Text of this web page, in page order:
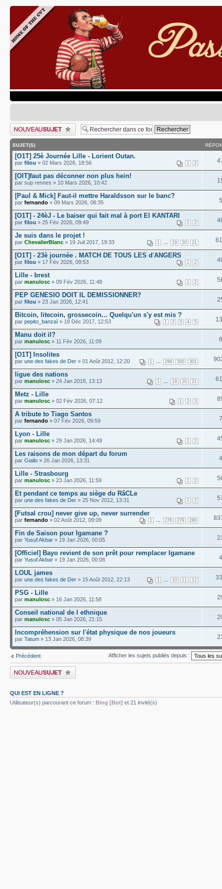
Publier un nouveau sujet
SUJET(S)
[O1T] 25è Journée Lille - Lorient Outan.
1 2
par filou » 02 Mars 2026, 18:56
[OIT]faut pas déconner non plus hein!
par sup rennes » 10 Mars 2026, 10:42
[Paul & Mick] Faut-il mettre Haraldsson sur le banc?
par fernando » 09 Mars 2026, 08:35 5
[O1T] - 24èJ - Le baiser qui fait mal à port El KANTARI
1 2
par filou » 25 Fév 2026, 09:49
Je suis dans le projet !
1 19 20 21
par ChevalierBlanc » 19 Juil 2017, 19:33
[O1T] - 23è journée . MATCH DE TOUS LES d'ANGERS
1 2
par filou » 17 Fév 2026, 09:53
Lille - brest
1 2
par manulosc » 09 Fév 2026, 11:48
PEP GENESIO DOIT IL DEMISSIONNER?
par filou » 23 Jan 2026, 12:41
Bitcoin, litecoin, grossecoin... Quelqu'un s'y est mis ?
1 2 3 4 5
par pepito_banzaï » 18 Déc 2017, 12:53
Manu doit il?
par manulosc » 11 Fév 2026, 11:09 6
[O1T] Insolites
1 299 300 301
par une des fakes de Der » 01 Août 2012, 12:20
ligue des nations
1 19 20 21
par manulosc » 24 Jan 2018, 13:13
Metz - Lille
1 2 3
par manulosc » 02 Fév 2026, 07:12
A tribute to Tiago Santos
par fernando » 07 Fév 2026, 09:59 7
Lyon - Lille
1 2
par manulosc » 29 Jan 2026, 14:49
Les raisons de mon départ du forum
par Giallo » 26 Jan 2026, 13:31 4
Lille - Strasbourg
1 2
par manulosc » 23 Jan 2026, 11:59
Et pendant ce temps au siège du RâCLe
1 2
par une des fakes de Der » 25 Nov 2012, 13:31
[Futsal crou] never give up, never surrender
1 278 279 280
par fernando » 02 Août 2012, 09:09
Fin de Saison pour Igamane ?
par Yusuf Akbar » 19 Jan 2026, 00:05
[Officiel] Bayo revient de son prêt pour remplacer Igamane
par Yusuf Akbar » 19 Jan 2026, 00:08 4
LOUL james
1 10 11 12
par une des fakes de Der » 15 Août 2012, 22:13
PSG - Lille
par manulosc » 16 Jan 2026, 11:58
Conseil national de l ethnique
par manulosc » 05 Jan 2026, 21:15
Incompréhension sur l'état physique de nos joueurs
par Tatum » 13 Jan 2026, 08:39
Précédent Afficher les sujets publiés depuis :
Publier un nouveau sujet
QUI EST EN LIGNE ?
Utilisateur(s) parcourant ce forum : Bing [Bot] et 21 invité(s)